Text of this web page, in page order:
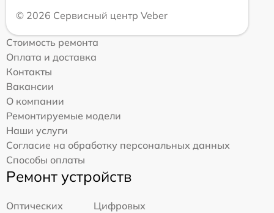
© 2026 Сервисный центр Veber
Стоимость ремонта
Оплата и доставка
Контакты
Вакансии
О компании
Ремонтируемые модели
Наши услуги
Согласие на обработку персональных данных
Способы оплаты
Ремонт устройств
Оптических
Цифровых